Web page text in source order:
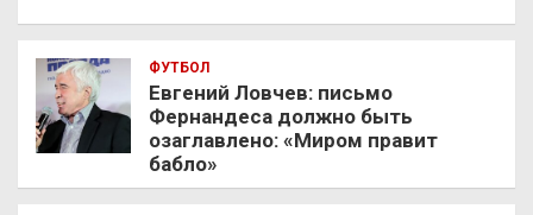
ФУТБОЛ
Евгений Ловчев: письмо
Фернандеса должно быть
озаглавлено: «Миром правит
бабло»